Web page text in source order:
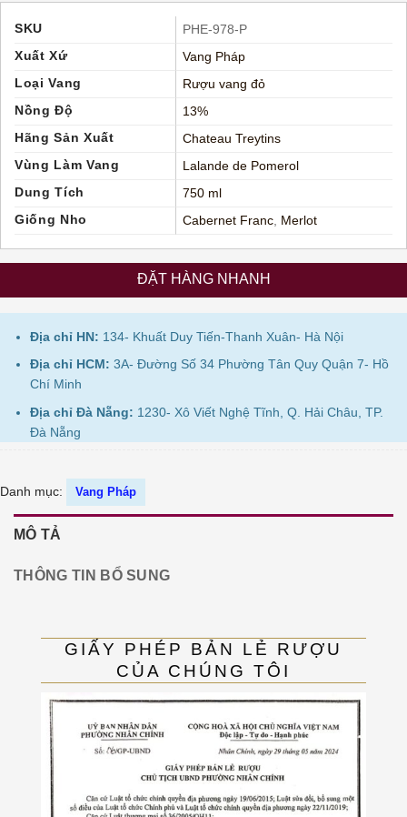
SKU
PHE-978-P
Xuất Xứ
Vang Pháp
Loại Vang
Rượu vang đỏ
Nồng Độ
13%
Hãng Sản Xuất
Chateau Treytins
Vùng Làm Vang
Lalande de Pomerol
Dung Tích
750 ml
Giống Nho
Cabernet Franc, Merlot
ĐẶT HÀNG NHANH
Địa chỉ HN: 134- Khuất Duy Tiến-Thanh Xuân- Hà Nội
Địa chỉ HCM: 3A- Đường Số 34 Phường Tân Quy Quận 7- Hồ
Chí Minh
Địa chỉ Đà Nẵng: 1230- Xô Viết Nghệ Tĩnh, Q. Hải Châu, TP.
Đà Nẵng
Danh mục: Vang Pháp
MÔ TẢ
THÔNG TIN BỔ SUNG
GIẤY PHÉP BẢN LẺ RƯỢU
CỦA CHÚNG TÔI